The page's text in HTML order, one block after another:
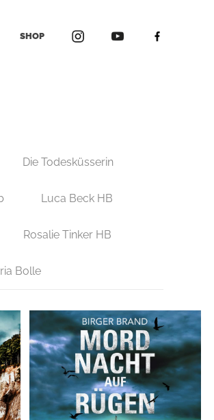
SHOP
Die Todesküsserin
Luca Beck HB
Rosalie Tinker HB
Bolle